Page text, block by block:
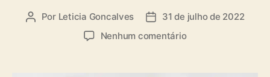
y
,
S
A Por Leticia Goncalves
D 31 de julho de 2022
Nenhum comentárioe